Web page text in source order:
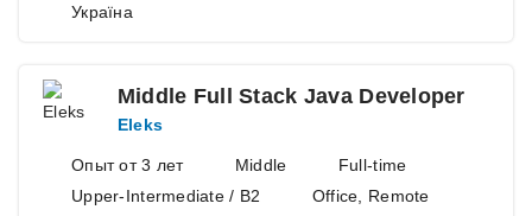
Україна
Middle Full Stack Java Developer
Eleks
Опыт от 3 лет Middle
Full-time
Upper-Intermediate / B2
Office, Remote